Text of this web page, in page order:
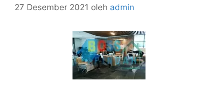
27 Desember 2021 oleh admin